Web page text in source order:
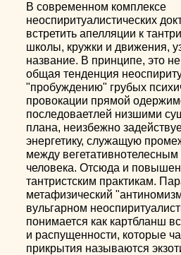
В современном комплексе
неоспиритуалистических
встретить апелляции к
школы, кружки и движения,
название. В принципе, это не
общая тенденция
"пробуждению" грубых
провокации прямой
последоваетлей низшими
плана, неизбежно
энергетику, служащую
между
человека. Отсюда и
тантристским практикам.
метафизический
вульгарном
понимается как картбланш
и распущенности, которые
прикрытия называются